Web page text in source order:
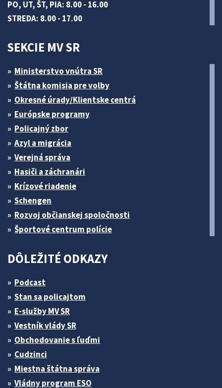
PO, UT, ŠT, PIA: 8.00 - 16.00
STREDA: 8.00 - 17.00
SEKCIE MV SR
Ministerstvo vnútra SR
Štátna komisia pre volby
Okresné úrady/Klientske centrá
Európske programy
Policajný zbor
Azyl a migrácia
Verejná správa
Hasiči a záchranári
Krízové riadenie
Schengen
Rozvoj občianskej spoločnosti
Športové centrum polície
DÔLEŽITÉ ODKAZY
Podcast
Stan sa policajtom
E-služby MV SR
Vestník vlády SR
Obchodovanie s ľuďmi
Cudzinci
Miestna štátna správa
Vládny program ESO